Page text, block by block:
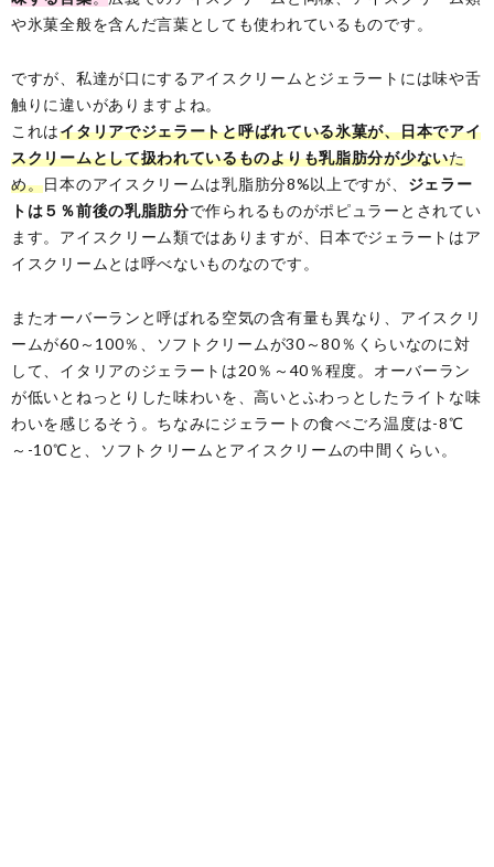
や氷菓全般を含んだ言葉としても使われているものです。
ですが、私達が口にするアイスクリームとジェラートには味や舌
触りに違いがありますよね。
これはイタリアでジェラートと呼ばれている氷菓が、日本でアイ
スクリームとして扱われているものよりも乳脂肪分が少ないた
め。日本のアイスクリームは乳脂肪分8%以上ですが、 ジェラー
トは５％前後の乳脂肪分で作られるものがポピュラーとされてい
ます。アイスクリーム類ではありますが、日本でジェラートはア
イスクリームとは呼べないものなのです。
またオーバーランと呼ばれる空気の含有量も異なり、アイスクリ
ームが60～100％、ソフトクリームが30～80％くらいなのに対
して、イタリアのジェラートは20％～40％程度。オーバーラン
が低いとねっとりした味わいを、高いとふわっとしたライトな味
わいを感じるそう。ちなみにジェラートの食べごろ温度は-8℃
～-10℃と、ソフトクリームとアイスクリームの中間くらい。